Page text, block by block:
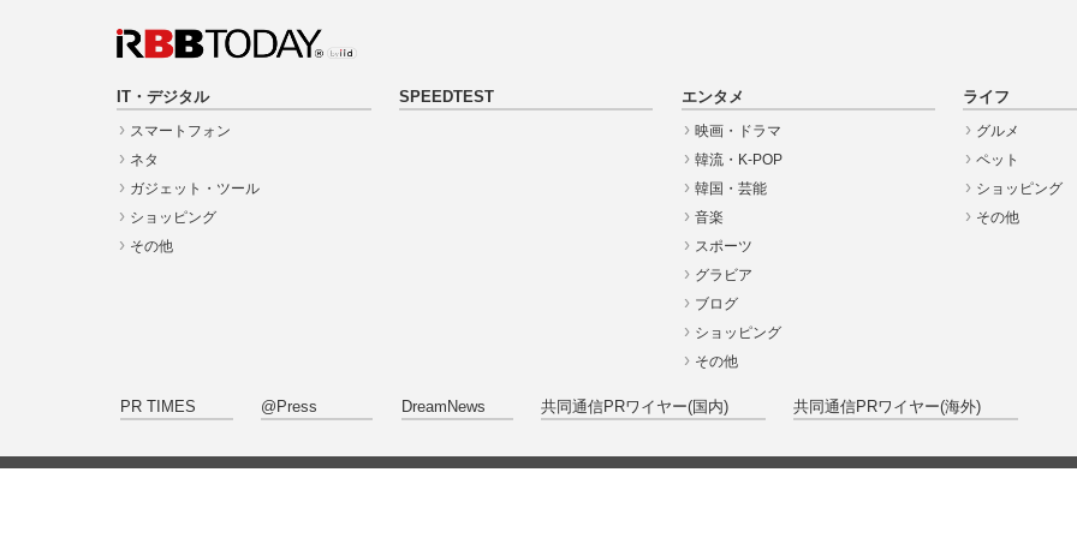
IT・デジタル
スマートフォン
ネタ
ガジェット・ツール
ショッピング
その他
SPEEDTEST
エンタメ
映画・ドラマ
韓流・K-POP
韓国・芸能
音楽
スポーツ
グラビア
ブログ
ショッピング
その他
ライフ
グルメ
ペット
ショッピング
その他
PR TIMES @Press DreamNews 共同通信PRワイヤー(国内) 共同通信PRワイヤー(海外)